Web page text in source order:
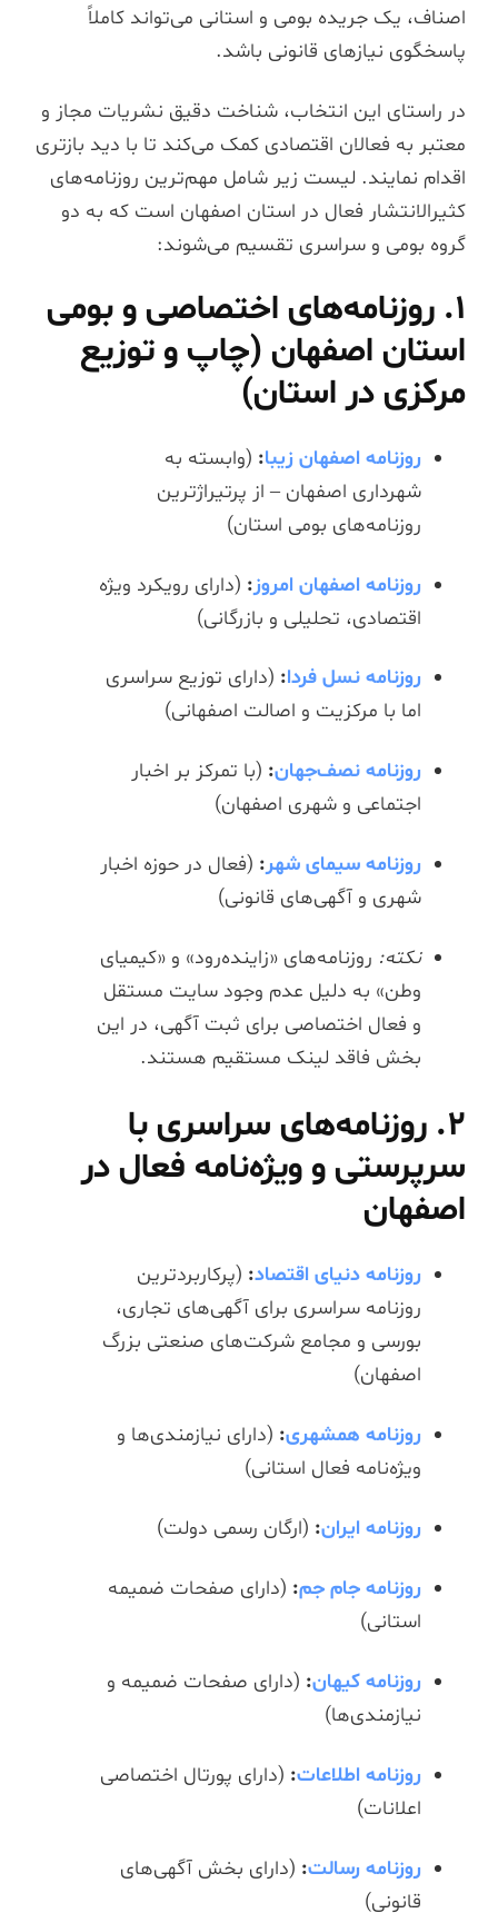
اصناف، یک جریده بومی و استانی می‌تواند کاملاً
پاسخگوی نیازهای قانونی باشد.
در راستای این انتخاب، شناخت دقیق نشریات مجاز و
معتبر به فعالان اقتصادی کمک می‌کند تا با دید بازتری
اقدام نمایند. لیست زیر شامل مهم‌ترین روزنامه‌های
کثیرالانتشار فعال در استان اصفهان است که به دو
گروه بومی و سراسری تقسیم می‌شوند:
۱. روزنامه‌های اختصاصی و بومی
استان اصفهان (چاپ و توزیع
مرکزی در استان)
روزنامه اصفهان زیبا: (وابسته به
شهرداری اصفهان – از پرتیراژترین
روزنامه‌های بومی استان)
روزنامه اصفهان امروز: (دارای رویکرد ویژه
اقتصادی، تحلیلی و بازرگانی)
روزنامه نسل فردا: (دارای توزیع سراسری
اما با مرکزیت و اصالت اصفهانی)
روزنامه نصف‌جهان: (با تمرکز بر اخبار
اجتماعی و شهری اصفهان)
روزنامه سیمای شهر: (فعال در حوزه اخبار
شهری و آگهی‌های قانونی)
نکته: روزنامه‌های «زاینده‌رود» و «کیمیای
وطن» به دلیل عدم وجود سایت مستقل
و فعال اختصاصی برای ثبت آگهی، در این
بخش فاقد لینک مستقیم هستند.
۲. روزنامه‌های سراسری با
سرپرستی و ویژه‌نامه فعال در
اصفهان
روزنامه دنیای اقتصاد: (پرکاربردترین
روزنامه سراسری برای آگهی‌های تجاری،
بورسی و مجامع شرکت‌های صنعتی بزرگ
اصفهان)
روزنامه همشهری: (دارای نیازمندی‌ها و
ویژه‌نامه فعال استانی)
روزنامه ایران: (ارگان رسمی دولت)
روزنامه جام جم: (دارای صفحات ضمیمه
استانی)
روزنامه کیهان: (دارای صفحات ضمیمه و
نیازمندی‌ها)
روزنامه اطلاعات: (دارای پورتال اختصاصی
اعلانات)
روزنامه رسالت: (دارای بخش آگهی‌های
قانونی)